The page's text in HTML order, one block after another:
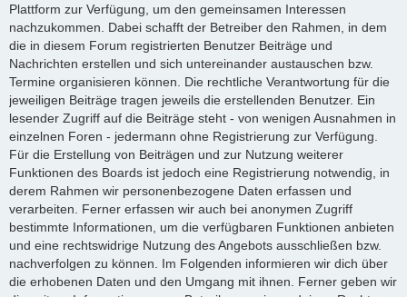
Plattform zur Verfügung, um den gemeinsamen Interessen
nachzukommen. Dabei schafft der Betreiber den Rahmen, in dem
die in diesem Forum registrierten Benutzer Beiträge und
Nachrichten erstellen und sich untereinander austauschen bzw.
Termine organisieren können. Die rechtliche Verantwortung für die
jeweiligen Beiträge tragen jeweils die erstellenden Benutzer. Ein
lesender Zugriff auf die Beiträge steht - von wenigen Ausnahmen in
einzelnen Foren - jedermann ohne Registrierung zur Verfügung.
Für die Erstellung von Beiträgen und zur Nutzung weiterer
Funktionen des Boards ist jedoch eine Registrierung notwendig, in
derem Rahmen wir personenbezogene Daten erfassen und
verarbeiten. Ferner erfassen wir auch bei anonymen Zugriff
bestimmte Informationen, um die verfügbaren Funktionen anbieten
und eine rechtswidrige Nutzung des Angebots ausschließen bzw.
nachverfolgen zu können. Im Folgenden informieren wir dich über
die erhobenen Daten und den Umgang mit ihnen. Ferner geben wir